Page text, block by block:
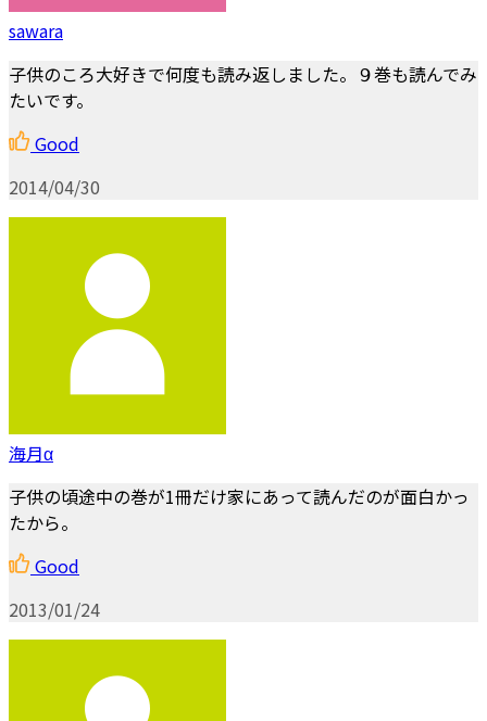
sawara
子供のころ大好きで何度も読み返しました。９巻も読んでみ
たいです。
Good
2014/04/30
海月α
子供の頃途中の巻が1冊だけ家にあって読んだのが面白かっ
たから。
Good
2013/01/24